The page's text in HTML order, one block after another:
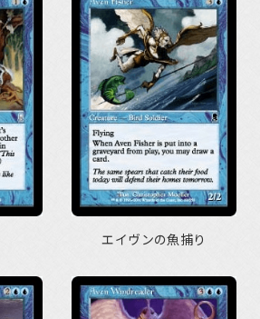
エイヴンの魚捕り